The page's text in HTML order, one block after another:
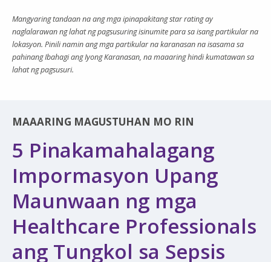
Mangyaring tandaan na ang mga ipinapakitang star rating ay
naglalarawan ng lahat ng pagsusuring isinumite para sa isang partikular na
lokasyon. Pinili namin ang mga partikular na karanasan na isasama sa
pahinang Ibahagi ang Iyong Karanasan, na maaaring hindi kumatawan sa
lahat ng pagsusuri.
MAAARING MAGUSTUHAN MO RIN
5 Pinakamahalagang
Impormasyon Upang
Maunwaan ng mga
Healthcare Professionals
ang Tungkol sa Sepsis